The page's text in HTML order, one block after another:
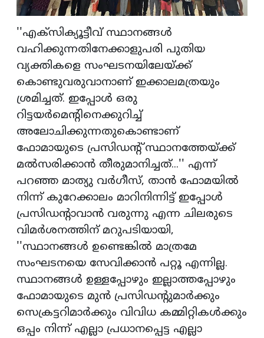
''എക്‌സിക്യൂട്ടീവ് സ്ഥാനങ്ങള്‍
വഹിക്കുന്നതിനേക്കാളുപരി പുതിയ
വ്യക്തികളെ സംഘടനയിലേയ്ക്ക്
കൊണ്ടുവരുവാനാണ് ഇക്കാലമത്രയും
ശ്രമിച്ചത്. ഇപ്പോള്‍ ഒരു
റിട്ടയര്‍മെന്റിനെക്കുറിച്ച്
അലോചിക്കുന്നതുകൊണ്ടാണ്
ഫോമായുടെ പ്രസിഡന്റ് സ്ഥാനത്തേയ്ക്ക്
മല്‍സരിക്കാന്‍ തീരുമാനിച്ചത്...'' എന്ന്
പറഞ്ഞ മാത്യു വര്‍ഗീസ്, താന്‍ ഫോമയില്‍
നിന്ന് കുറേക്കാലം മാറിനിന്നിട്ട് ഇപ്പോള്‍
പ്രസിഡന്റാവാന്‍ വരുന്നു എന്ന ചിലരുടെ
വിമര്‍ശനത്തിന് മറുപടിയായി,
''സ്ഥാനങ്ങള്‍ ഉണ്ടെങ്കില്‍ മാത്രമേ
സംഘടനയെ സേവിക്കാന്‍ പറ്റൂ എന്നില്ല.
സ്ഥാനങ്ങള്‍ ഉള്ളപ്പോഴും ഇല്ലാത്തപ്പോഴും
ഫോമായുടെ മുന്‍ പ്രസിഡന്റുമാര്‍ക്കും
സെക്രട്ടറിമാര്‍ക്കും വിവിധ കമ്മിറ്റികള്‍ക്കും
ഒപ്പം നിന്ന് എല്ലാ പ്രധാനപ്പെട്ട എല്ലാ